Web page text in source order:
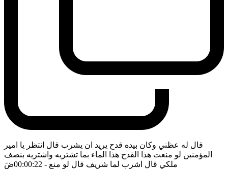
قال له عظني وكان بيده قدح يريد ان يشرب قال انتظر يا امير
المؤمنين لو منعت هذا القدح هذا الماء بما تشتريه واشتريه بنصف
ملكي قال اشرب لما شريف قال لو منع - 00:00:22 ضَ